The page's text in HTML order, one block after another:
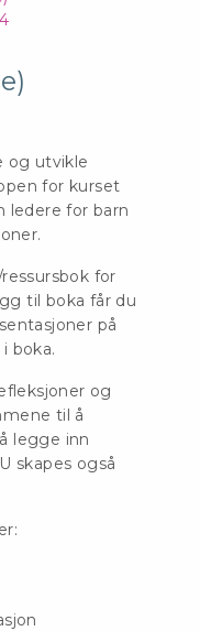
og utvikle
for kurset
ledere for barn
for
til boka får du
på
boka.
og
til å
legge inn
skapes også